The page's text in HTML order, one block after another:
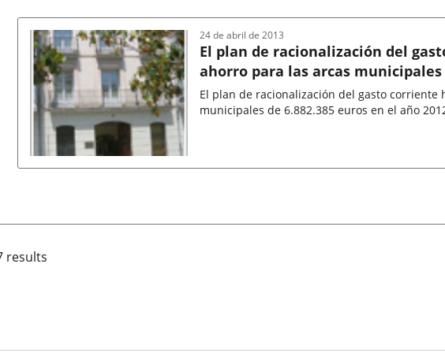
la
noticia
El plan de racionalización del
ahorro para las arcas municipales
2012
El plan de racionalización del gasto corriente
municipales de 6.882.385 euros en el año
24 de abril de 2013
results